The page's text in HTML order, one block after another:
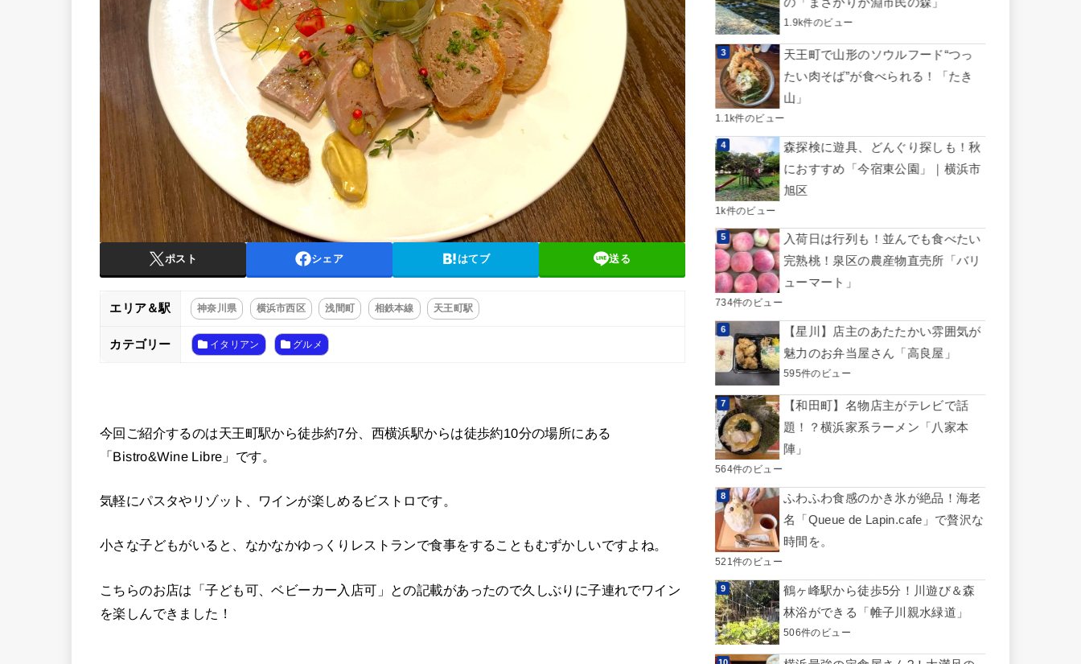
ポスト シェア はてブ 送る
エリア＆駅 神奈川県 横浜市西区 浅間町 相鉄本線 天王町駅
カテゴリー イタリアン グルメ
今回ご紹介するのは天王町駅から徒歩約7分、西横浜駅からは徒歩約10分の場所にある
「Bistro&Wine Libre」です。
気軽にパスタやリゾット、ワインが楽しめるビストロです。
小さな子どもがいると、なかなかゆっくりレストランで食事をすることもむずかしいですよね。
こちらのお店は「子ども可、ベビーカー入店可」との記載があったので久しぶりに子連れでワイン
を楽しんできました！
1.9k件のビュー
天王町で山形のソウルフード“つっ
たい肉そば”が食べられる！「たき
山」
1.1k件のビュー
森探検に遊具、どんぐり探しも！秋
におすすめ「今宿東公園」｜横浜市
旭区
1k件のビュー
入荷日は行列も！並んでも食べたい
完熟桃！泉区の農産物直売所「バリ
ューマート」
734件のビュー
【星川】店主のあたたかい雰囲気が
魅力のお弁当屋さん「高良屋」
595件のビュー
【和田町】名物店主がテレビで話
題！？横浜家系ラーメン「八家本
陣」
564件のビュー
ふわふわ食感のかき氷が絶品！海老
名「Queue de Lapin.cafe」で贅沢な
時間を。
521件のビュー
鶴ヶ峰駅から徒歩5分！川遊び＆森
林浴ができる「帷子川親水緑道」
506件のビュー